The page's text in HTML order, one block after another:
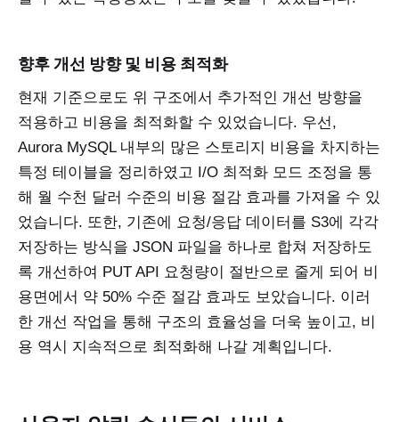
향후 개선 방향 및 비용 최적화
현재 기준으로도 위 구조에서 추가적인 개선 방향을
적용하고 비용을 최적화할 수 있었습니다. 우선,
Aurora MySQL 내부의 많은 스토리지 비용을 차지하는
특정 테이블을 정리하였고 I/O 최적화 모드 조정을 통
해 월 수천 달러 수준의 비용 절감 효과를 가져올 수 있
었습니다. 또한, 기존에 요청/응답 데이터를 S3에 각각
저장하는 방식을 JSON 파일을 하나로 합쳐 저장하도
록 개선하여 PUT API 요청량이 절반으로 줄게 되어 비
용면에서 약 50% 수준 절감 효과도 보았습니다. 이러
한 개선 작업을 통해 구조의 효율성을 더욱 높이고, 비
용 역시 지속적으로 최적화해 나갈 계획입니다.